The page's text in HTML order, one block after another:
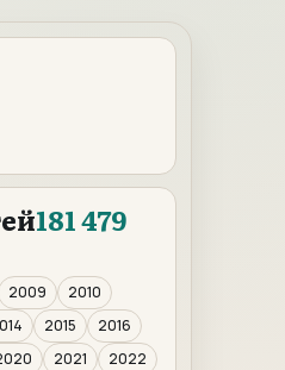
181 479
2009
2010
2015
2016
2021
2022